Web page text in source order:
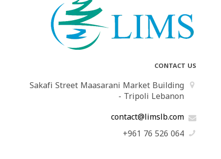
CONTACT US
Sakafi Street Maasarani Market Building
- Tripoli Lebanon
contact@limslb.com
+961 76 526 064